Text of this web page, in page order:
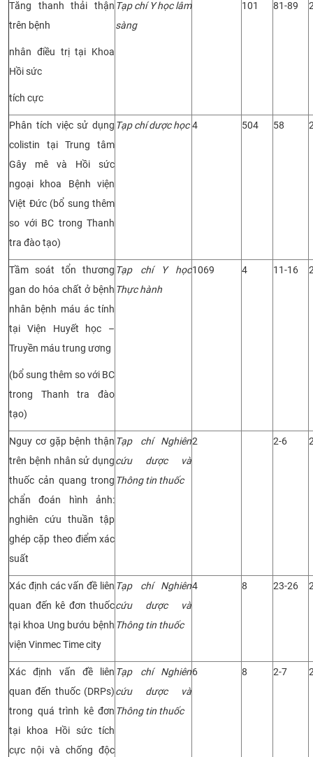
Tăng thanh thải thận
trên bệnh
nhân điều trị tại Khoa
Hồi sức
tích cực
Tạp chí Y học lâm
sàng
101 81-89
Phân tích việc sử dụng
colistin tại Trung tâm
Gây mê và Hồi sức
ngoại khoa Bệnh viện
Việt Đức (bổ sung thêm
so với BC trong Thanh
tra đào tạo)
Tạp chí dược học 4 504 58
Tầm soát tổn thương
gan do hóa chất ở bệnh
nhân bệnh máu ác tính
tại Viện Huyết học –
Truyền máu trung ương
(bổ sung thêm so với BC
trong Thanh tra đào
tạo)
Tạp chí Y học
Thực hành
1069 4 11-16
Nguy cơ gặp bệnh thận
trên bệnh nhân sử dụng
thuốc cản quang trong
chẩn đoán hình ảnh:
nghiên cứu thuần tập
ghép cặp theo điểm xác
suất
Tạp chí Nghiên
cứu dược và
Thông tin thuốc
2 2-6
Xác định các vấn đề liên
quan đến kê đơn thuốc
tại khoa Ung bướu bệnh
viện Vinmec Time city
Tạp chí Nghiên
cứu dược và
Thông tin thuốc
4 8 23-26
Xác định vấn đề liên
quan đến thuốc (DRPs)
trong quá trình kê đơn
tại khoa Hồi sức tích
cực nội và chống độc
Tạp chí Nghiên
cứu dược và
Thông tin thuốc
6 8 2-7